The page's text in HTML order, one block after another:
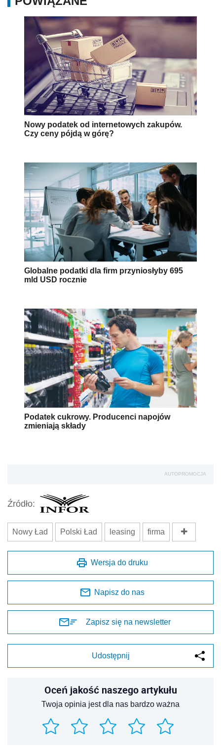
Nowy podatek od internetowych zakupów.
Czy ceny pójdą w górę?
Globalne podatki dla firm przyniosłyby 695
mld USD rocznie
Podatek cukrowy. Producenci napojów
zmieniają składy
AUTOPROMOCJA
Źródło:
Nowy Ład Polski Ład leasing firma
Wersja do druku
Napisz do nas
Zapisz się na newsletter
Udostępnij
Oceń jakość naszego artykułu
Twoja opinia jest dla nas bardzo ważna